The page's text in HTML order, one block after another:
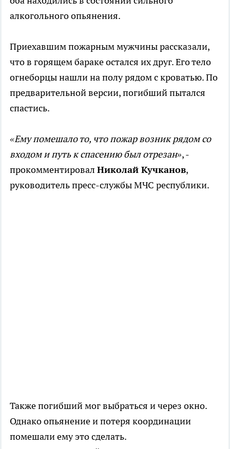
алкогольного опьянения.
Приехавшим пожарным мужчины рассказали,
что в горящем бараке остался их друг. Его тело
огнеборцы нашли на полу рядом с кроватью. По
предварительной версии, погибший пытался
спастись.
«Ему помешало то, что пожар возник рядом со
входом и путь к спасению был отрезан», -
прокомментировал Николай Кучканов,
руководитель пресс-службы МЧС республики.
Также погибший мог выбраться и через окно.
Однако опьянение и потеря координации
помешали ему это сделать.